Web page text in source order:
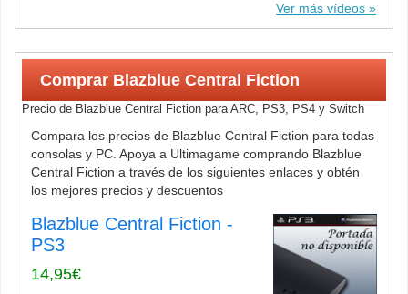
Ver más vídeos
Comprar Blazblue Central Fiction
Precio de Blazblue Central Fiction para ARC, PS3, PS4 y Switch
Compara los precios de Blazblue Central Fiction para todas
consolas y PC. Apoya a Ultimagame comprando Blazblue
Central Fiction a través de los siguientes enlaces y obtén
los mejores precios y descuentos
Blazblue Central Fiction -
PS3
14,95€